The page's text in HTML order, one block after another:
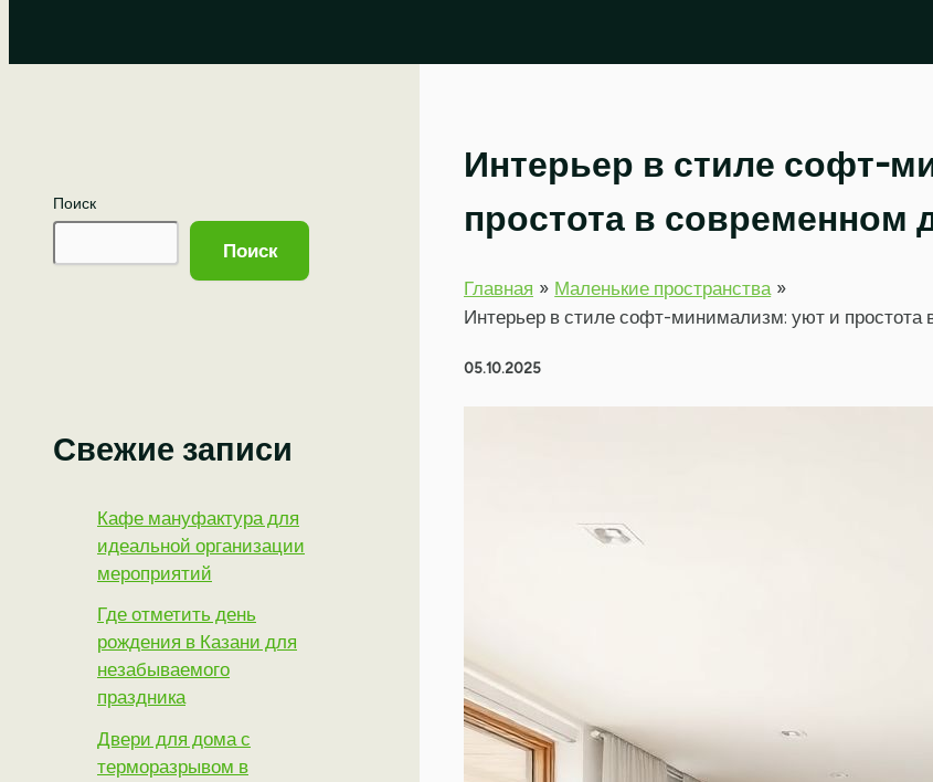
Поиск
Поиск
Свежие записи
Кафе мануфактура для
идеальной организации
мероприятий
Где отметить день
рождения в Казани для
незабываемого
праздника
Двери для дома с
терморазрывом в
Интерьер в стиле софт-
простота в современном
Главная
Маленькие пространства
Интерьер в стиле софт-минимализм: уют и простота
05.10.2025